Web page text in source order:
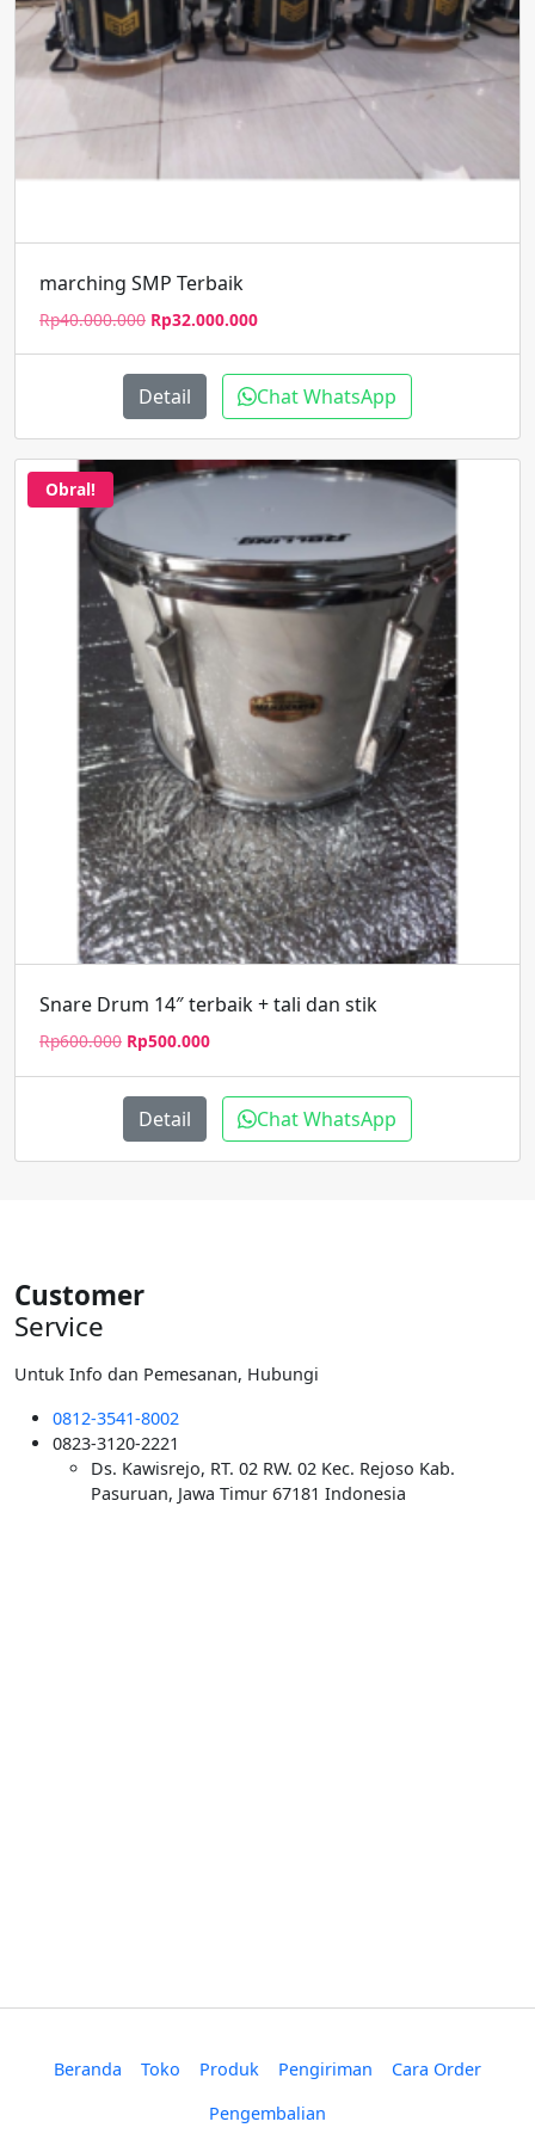
marching SMP Terbaik
Rp40.000.000 Harga
Rp40.000.000.
Rp32.000.000Harga
adalah:
Rp32.000.000.
Detail Chat WhatsApp
Obral!
Snare Drum 14″ terbaik + tali dan stik
Rp600.000 Harga
Rp600.000.
Rp500.000Harga
adalah:
Rp500.000.
Detail Chat WhatsApp
Customer
Service
Untuk Info dan Pemesanan, Hubungi
0812-3541-8002
0823-3120-2221
Ds. Kawisrejo, RT. 02 RW. 02 Kec. Rejoso Kab.
Pasuruan, Jawa Timur 67181 Indonesia
Beranda Toko Produk Pengiriman
Cara Order
Pengembalian